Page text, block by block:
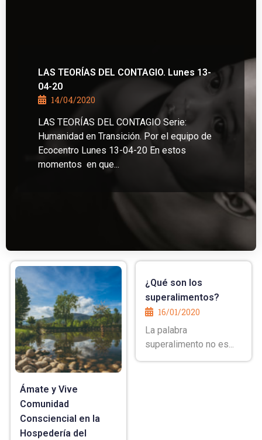
LAS TEORÍAS DEL CONTAGIO. Lunes 13-
04-20
14/04/2020
LAS TEORÍAS DEL CONTAGIO Serie:
Humanidad en Transición. Por el equipo de
Ecocentro Lunes 13-04-20 En estos
momentos en que...
Ámate y Vive
Comunidad
Consciencial en la
Hospedería del
¿Qué son los
superalimentos?
16/01/2020
La palabra
superalimento no es...